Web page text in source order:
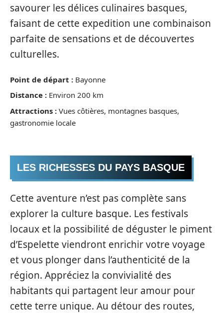
savourer les délices culinaires basques,
faisant de cette expedition une combinaison
parfaite de sensations et de découvertes
culturelles.
Point de départ : Bayonne
Distance : Environ 200 km
Attractions : Vues côtières, montagnes basques,
gastronomie locale
LES RICHESSES DU PAYS BASQUE
Cette aventure n’est pas complète sans
explorer la culture basque. Les festivals
locaux et la possibilité de déguster le piment
d’Espelette viendront enrichir votre voyage
et vous plonger dans l’authenticité de la
région. Appréciez la convivialité des
habitants qui partagent leur amour pour
cette terre unique. Au détour des routes,